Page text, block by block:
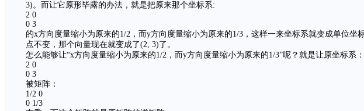
3)。而让它原形毕露的办法，就是把原来那个坐标系:
2 0
0 3
的x方向度量缩小为原来的1/2，而y方向度量缩小为原来的1/3，这样一来坐标系就变成单位坐
点不变，那个向量现在就变成了(2, 3)了。
怎么能够让“x方向度量缩小为原来的1/2，而y方向度量缩小为原来的1/3”呢？就是让原坐标系：
2 0
0 3
被矩阵：
1/2 0
0 1/3